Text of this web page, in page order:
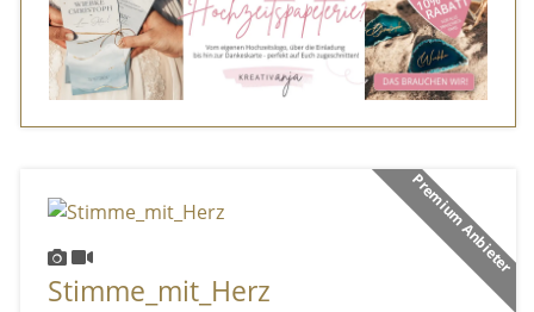
Premium Anbieter
Stimme_mit_Herz